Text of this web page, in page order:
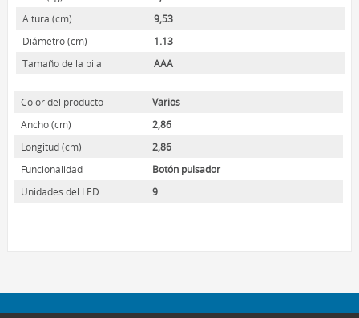
HOME LUMINAIRE
HOME LUMINAIRE OUTDOOR
L’IMAGE HOME
MIGHTYBULB
QUIÉNES SOMOS
CONTACTO
Altura (cm)
9,53
Diámetro (cm)
1.13
Tamaño de la pila
AAA
Color del producto
Varios
Ancho (cm)
2,86
Longitud (cm)
2,86
Funcionalidad
Botón pulsador
Unidades del LED
9